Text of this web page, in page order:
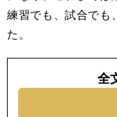
練習でも、試合でも
た。
全